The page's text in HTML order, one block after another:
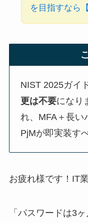
を目指すなら
NIST 2025ガイ
更は不要になり
れ、MFA＋長い
PjMが即実装す
お疲れ様です！IT
「パスワードは3